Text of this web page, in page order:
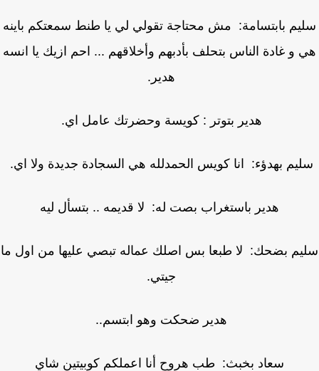
بابتسامة: مش محتاجة تقولي لي يا طنط سمعتكم باينه
و غادة الناس بتحلف بأدبهم وأخلاقهم ... احم ازيك يا انسه
هدير.
هدير بتوتر : كويسة وحضرتك عامل اي.
بهدؤء: انا كويس الحمدلله هي السجادة جديدة ولا اي.
هدير باستغراب بصت له: لا قديمه .. بتسأل ليه
بضحك: لا طبعا بس اصلك عماله تبصي عليها من اول ما
جيتي.
هدير ضحكت وهو ابتسم..
سعاد بخبث: طب هروح أنا اعملكم كوبيتين شاي